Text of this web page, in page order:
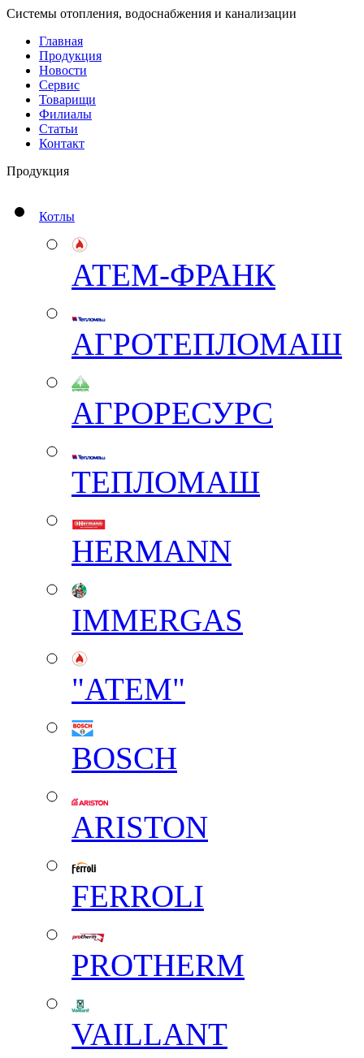
Системы отопления, водоснабжения и канализации
Главная
Продукция
Новости
Сервис
Товарищи
Филиалы
Статьи
Контакт
Продукция
Котлы
АТЕМ-ФРАНК
АГРОТЕПЛОМАШ
АГРОРЕСУРС
ТЕПЛОМАШ
HERMANN
IMMERGAS
"АТЕМ"
BOSCH
ARISTON
FERROLI
PROTHERM
VAILLANT